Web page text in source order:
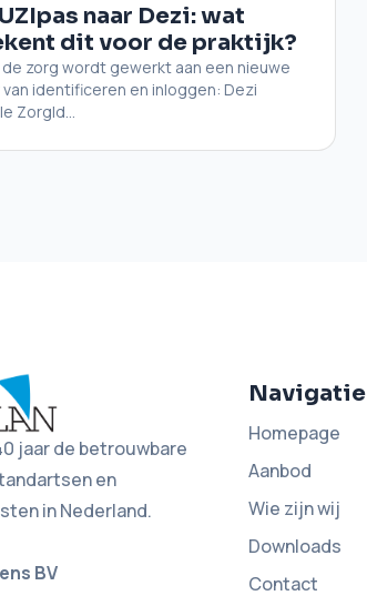
naar Dezi: wat
dit voor de praktijk?
de zorg wordt gewerkt aan een nieuwe
van identificeren en inloggen: Dezi
ZorgId...
jaar de betrouwbare
en
in Nederland.
BV
Navigatie
Homepage
Aanbod
Wie zijn wij
Downloads
Contact